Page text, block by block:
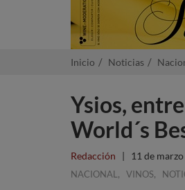
Inicio Noticias
Ysios,
World´s
Redacción | 11 de
NACIONAL , VINOS,